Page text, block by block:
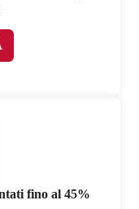
fino al 45%